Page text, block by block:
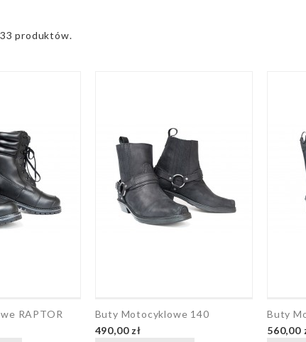
produktów.
RAPTOR
Buty Motocyklowe 140
490,00 zł
Buty
560,00